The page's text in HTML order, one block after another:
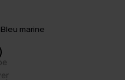
Bleu marine